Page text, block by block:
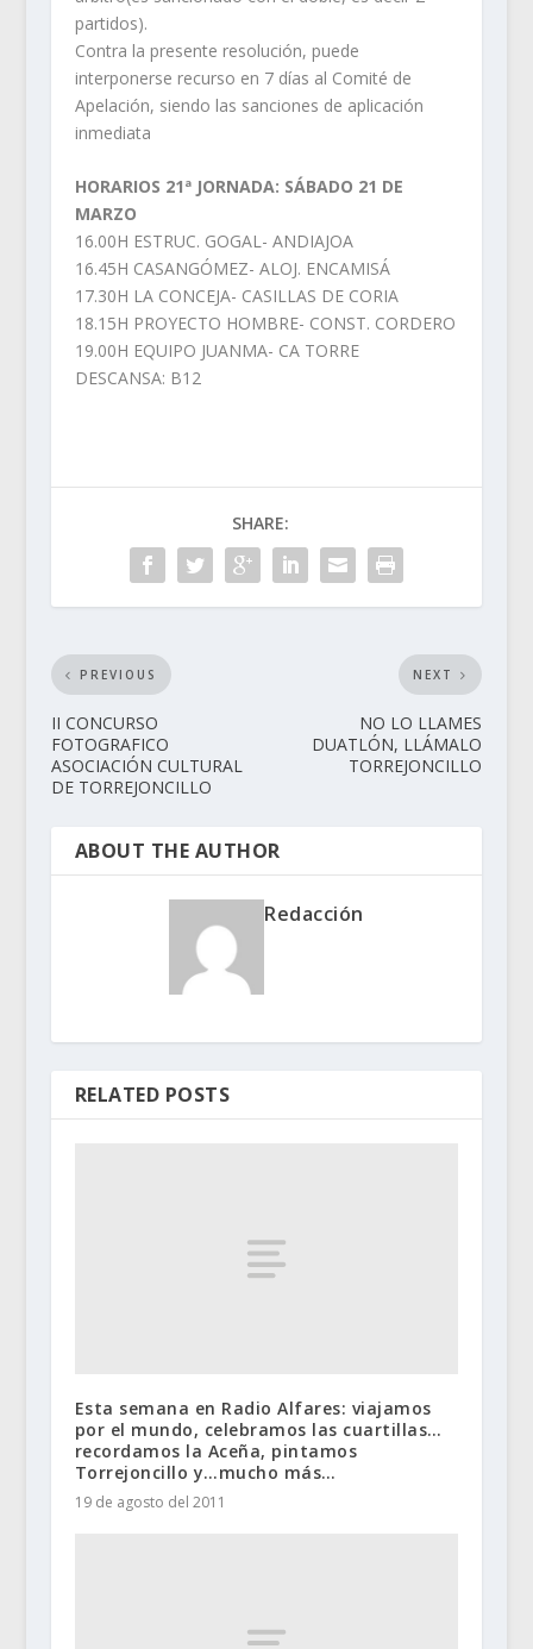
partidos).
Contra la presente resolución, puede
interponerse recurso en 7 días al Comité de
Apelación, siendo las sanciones de aplicación
inmediata
HORARIOS 21ª JORNADA: SÁBADO 21 DE
MARZO
16.00H ESTRUC. GOGAL- ANDIAJOA
16.45H CASANGÓMEZ- ALOJ. ENCAMISÁ
17.30H LA CONCEJA- CASILLAS DE CORIA
18.15H PROYECTO HOMBRE- CONST. CORDERO
19.00H EQUIPO JUANMA- CA TORRE
DESCANSA: B12
SHARE:
PREVIOUS
II CONCURSO
FOTOGRAFICO
ASOCIACIÓN CULTURAL
DE TORREJONCILLO
NEXT
NO LO LLAMES
DUATLÓN, LLÁMALO
TORREJONCILLO
ABOUT THE AUTHOR
Redacción
RELATED POSTS
Esta semana en Radio Alfares: viajamos
por el mundo, celebramos las cuartillas…
recordamos la Aceña, pintamos
Torrejoncillo y…mucho más…
19 de agosto del 2011